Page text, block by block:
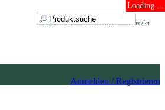
Loading ...
Kontakt
Datenschutz
Impressum
Anmelden / Registrieren